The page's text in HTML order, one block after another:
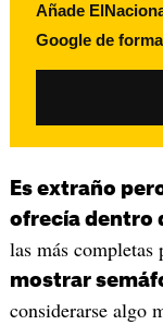
Añade
Google de
Es extraño
ofrecía dentro
las más completas
mostrar
considerarse algo